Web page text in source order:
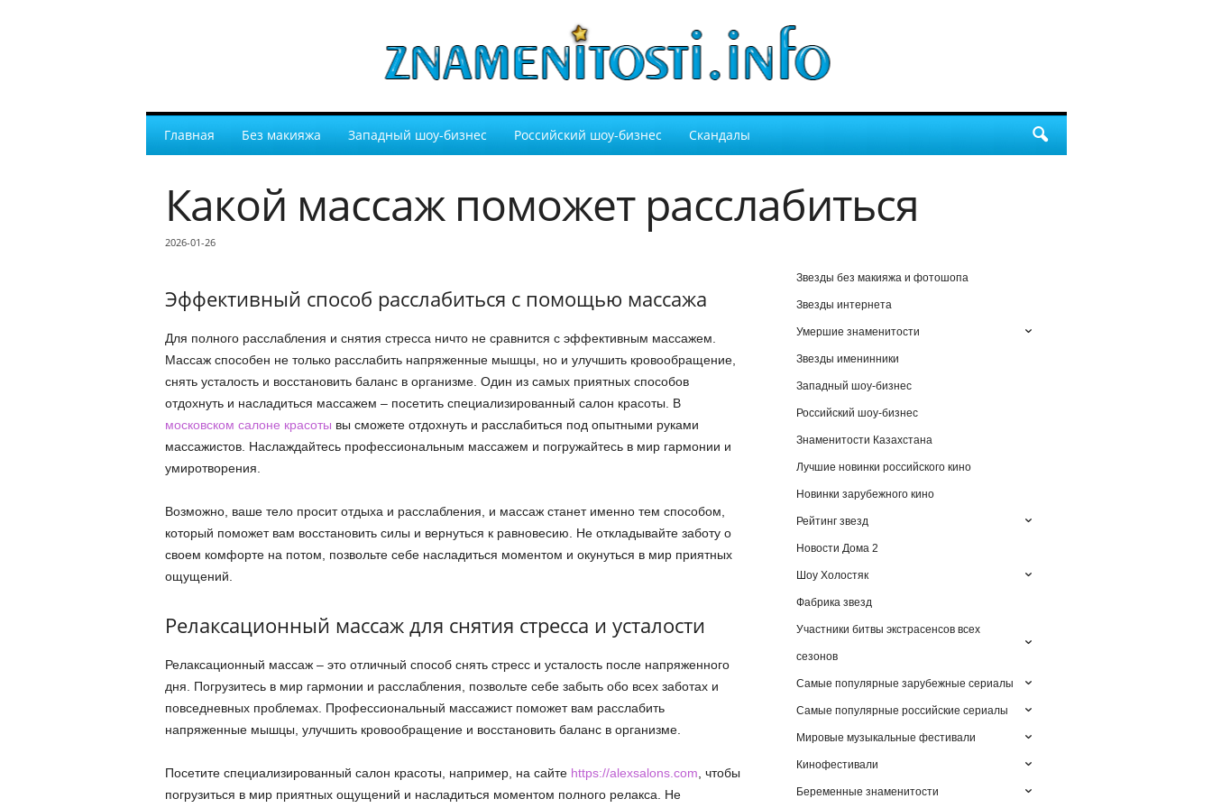
Главная Без макияжа Западный шоу-бизнес Российский шоу-бизнес Скандалы
Какой массаж поможет расслабиться
2026-01-26
Эффективный способ расслабиться с помощью массажа
Для полного расслабления и снятия стресса ничто не сравнится с эффективным массажем.
Массаж способен не только расслабить напряженные мышцы, но и улучшить кровообращение,
снять усталость и восстановить баланс в организме. Один из самых приятных способов
отдохнуть и насладиться массажем – посетить специализированный салон красоты. В
московском салоне красоты вы сможете отдохнуть и расслабиться под опытными руками
массажистов. Наслаждайтесь профессиональным массажем и погружайтесь в мир гармонии и
умиротворения.
Возможно, ваше тело просит отдыха и расслабления, и массаж станет именно тем способом,
который поможет вам восстановить силы и вернуться к равновесию. Не откладывайте заботу о
своем комфорте на потом, позвольте себе насладиться моментом и окунуться в мир приятных
ощущений.
Релаксационный массаж для снятия стресса и усталости
Релаксационный массаж – это отличный способ снять стресс и усталость после напряженного
дня. Погрузитесь в мир гармонии и расслабления, позвольте себе забыть обо всех заботах и
повседневных проблемах. Профессиональный массажист поможет вам расслабить
напряженные мышцы, улучшить кровообращение и восстановить баланс в организме.
Посетите специализированный салон красоты, например, на сайте https://alexsalons.com , чтобы
погрузиться в мир приятных ощущений и насладиться моментом полного релакса. Не
Звезды без макияжа и фотошопа
Звезды интернета
Умершие знаменитости
Звезды именинники
Западный шоу-бизнес
Российский шоу-бизнес
Знаменитости Казахстана
Лучшие новинки российского кино
Новинки зарубежного кино
Рейтинг звезд
Новости Дома 2
Шоу Холостяк
Фабрика звезд
Участники битвы экстрасенсов всех
сезонов
Самые популярные зарубежные сериалы
Самые популярные российские сериалы
Мировые музыкальные фестивали
Кинофестивали
Беременные знаменитости